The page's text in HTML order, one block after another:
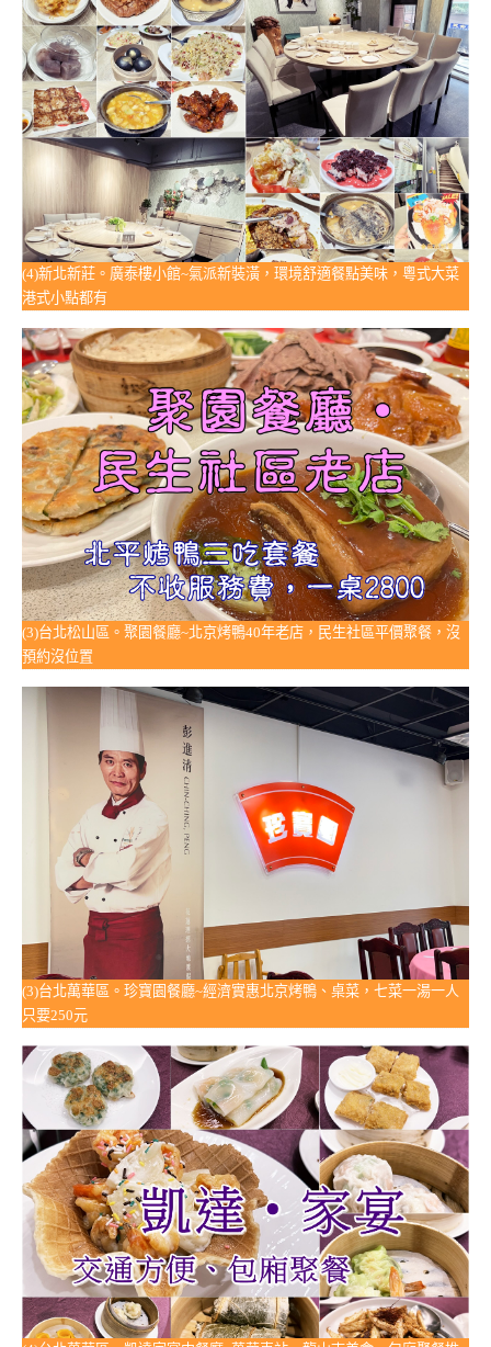
(4)新北新莊。廣泰樓小館~氣派新裝潢，環境舒適餐點美味，粵式大菜
港式小點都有
(3)台北松山區。聚園餐廳~北京烤鴨40年老店，民生社區平價聚餐，沒
預約沒位置
(3)台北萬華區。珍寶園餐廳~經濟實惠北京烤鴨、桌菜，七菜一湯一人
只要250元